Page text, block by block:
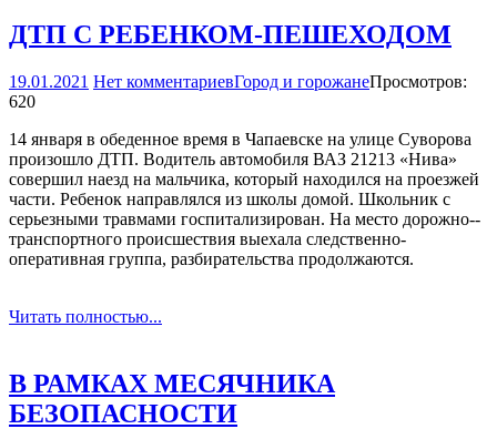
ДТП С РЕБЕНКОМ-ПЕШЕХОДОМ
19.01.2021 Нет комментариевГород и горожанеПросмотров:
620
14 января в обеденное время в Чапаевске на улице Суворова
произошло ДТП. Водитель автомобиля ВАЗ 21213 «Нива»
совершил наезд на мальчика, который находился на проезжей
части. Ребенок направлялся из школы домой. Школьник с
серьезными травмами госпитализирован. На место дорожно-­
транспортного происшествия выехала следственно­
оперативная группа, разбирательства продолжаются.
Читать полностью...
В РАМКАХ МЕСЯЧНИКА
БЕЗОПАСНОСТИ